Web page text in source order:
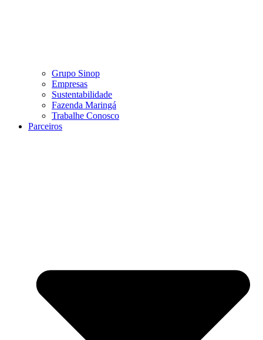
Grupo Sinop
Empresas
Sustentabilidade
Fazenda Maringá
Trabalhe Conosco
Parceiros